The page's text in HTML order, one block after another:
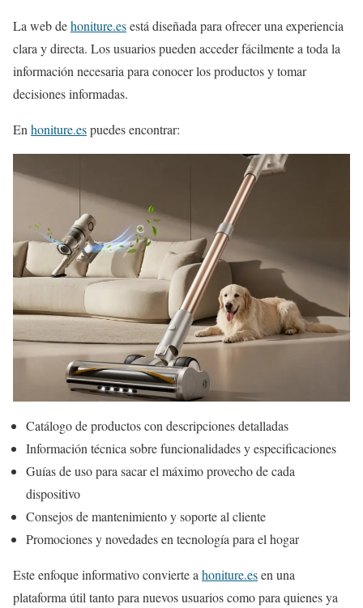
La web dehoniture.esestá diseñada para ofrecer una experiencia
clara y directa. Los usuarios pueden acceder fácilmente a toda la
información necesaria para conocer los productos y tomar
decisiones informadas.
En honiture.espuedes encontrar:
Catálogo de productos con descripciones detalladas
Información técnica sobre funcionalidades y especificaciones
Guías de uso para sacar el máximo provecho de cada
dispositivo
Consejos de mantenimiento y soporte al cliente
Promociones y novedades en tecnología para el hogar
Este enfoque informativo convierte ahoniture.esen una
plataforma útil tanto para nuevos usuarios como para quienes ya